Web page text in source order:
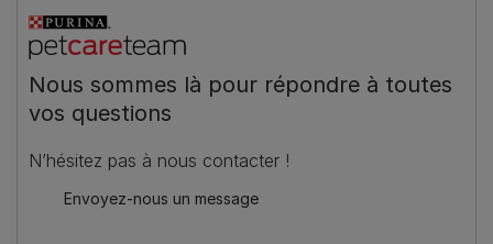
Nous sommes là pour répondre à toutes
vos questions
N’hésitez pas à nous contacter !
Envoyez-nous un message